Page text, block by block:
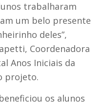
trabalharam
um belo presente
deles”,
Coordenadora
Anos Iniciais da
projeto.
os alunos